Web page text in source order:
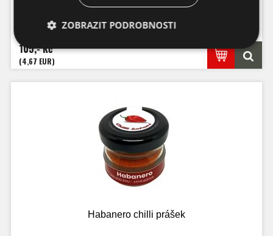
Pálivost: 1,000.000 SHU
Původ: ČR
105,- Kč
(4,67 EUR)
Habanero chilli prášek
ZOBRAZIT PODROBNOSTI